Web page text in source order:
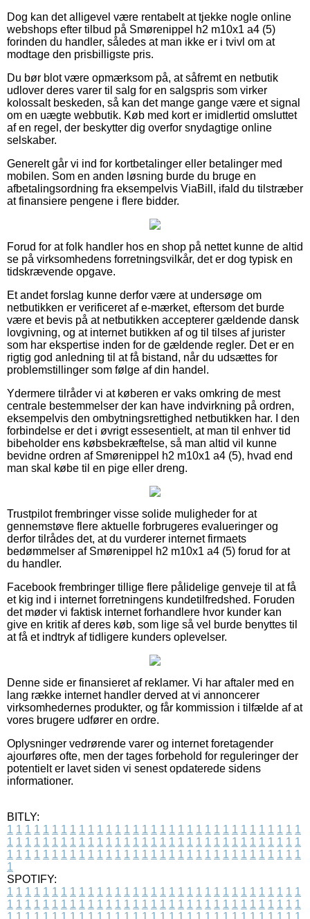
Dog kan det alligevel være rentabelt at tjekke nogle online
webshops efter tilbud på Smørenippel h2 m10x1 a4 (5)
forinden du handler, således at man ikke er i tvivl om at
modtage den prisbilligste pris.
Du bør blot være opmærksom på, at såfremt en netbutik
udlover deres varer til salg for en salgspris som virker
kolossalt beskeden, så kan det mange gange være et signal
om en uægte webbutik. Køb med kort er imidlertid omsluttet
af en regel, der beskytter dig overfor snydagtige online
selskaber.
Generelt går vi ind for kortbetalinger eller betalinger med
mobilen. Som en anden løsning burde du bruge en
afbetalingsordning fra eksempelvis ViaBill, ifald du tilstræber
at finansiere pengene i flere bidder.
Forud for at folk handler hos en shop på nettet kunne de altid
se på virksomhedens forretningsvilkår, det er dog typisk en
tidskrævende opgave.
Et andet forslag kunne derfor være at undersøge om
netbutikken er verificeret af e-mærket, eftersom det burde
være et bevis på at netbutikken accepterer gældende dansk
lovgivning, og at internet butikken af og til tilses af jurister
som har ekspertise inden for de gældende regler. Det er en
rigtig god anledning til at få bistand, når du udsættes for
problemstillinger som følge af din handel.
Ydermere tilråder vi at køberen er vaks omkring de mest
centrale bestemmelser der kan have indvirkning på ordren,
eksempelvis den ombytningsrettighed netbutikken har. I den
forbindelse er det i øvrigt essesentielt, at man til enhver tid
bibeholder ens købsbekræftelse, så man altid vil kunne
bevidne ordren af Smørenippel h2 m10x1 a4 (5), hvad end
man skal købe til en pige eller dreng.
Trustpilot frembringer visse solide muligheder for at
gennemstøve flere aktuelle forbrugeres evalueringer og
derfor tilrådes det, at du vurderer internet firmaets
bedømmelser af Smørenippel h2 m10x1 a4 (5) forud for at
du handler.
Facebook frembringer tillige flere pålidelige genveje til at få
et kig ind i internet forretningens kundetilfredshed. Foruden
det møder vi faktisk internet forhandlere hvor kunder kan
give en kritik af deres køb, som lige så vel burde benyttes til
at få et indtryk af tidligere kunders oplevelser.
Denne side er finansieret af reklamer. Vi har aftaler med en
lang række internet handler derved at vi annoncerer
virksomhedernes produkter, og får kommission i tilfælde af at
vores brugere udfører en ordre.
Oplysninger vedrørende varer og internet foretagender
ajourføres ofte, men der tages forbehold for reguleringer der
potentielt er lavet siden vi senest opdaterede sidens
informationer.
BITLY:
1 1 1 1 1 1 1 1 1 1 1 1 1 1 1 1 1 1 1 1 1 1 1 1 1 1 1 1 1 1 1 1 1
1 1 1 1 1 1 1 1 1 1 1 1 1 1 1 1 1 1 1 1 1 1 1 1 1 1 1 1 1 1 1 1 1
1 1 1 1 1 1 1 1 1 1 1 1 1 1 1 1 1 1 1 1 1 1 1 1 1 1 1 1 1 1 1 1 1
1
SPOTIFY:
1 1 1 1 1 1 1 1 1 1 1 1 1 1 1 1 1 1 1 1 1 1 1 1 1 1 1 1 1 1 1 1 1
1 1 1 1 1 1 1 1 1 1 1 1 1 1 1 1 1 1 1 1 1 1 1 1 1 1 1 1 1 1 1 1 1
1 1 1 1 1 1 1 1 1 1 1 1 1 1 1 1 1 1 1 1 1 1 1 1 1 1 1 1 1 1 1 1 1